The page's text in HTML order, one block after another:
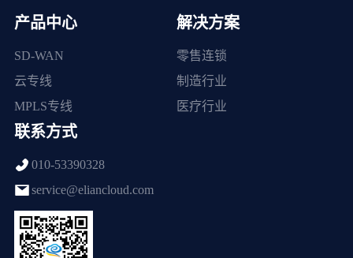
产品中心
SD-WAN
云专线
MPLS专线
解决方案
零售连锁
制造行业
医疗行业
联系方式
010-53390328
service@eliancloud.com